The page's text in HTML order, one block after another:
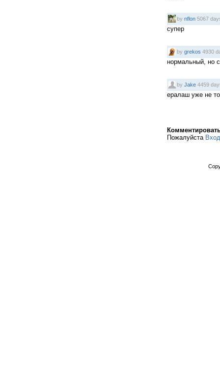
by nflon 5067
супер
by grekos 4930
нормальный, но
by Jake 4459
ералаш уже не
Пожалуйста Вход